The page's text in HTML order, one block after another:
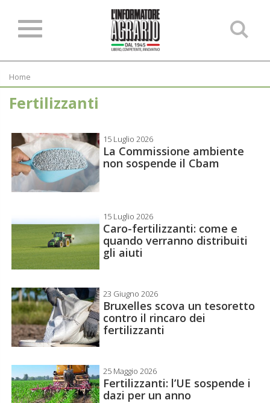
Home
Fertilizzanti
15 Luglio 2026
La Commissione ambiente
non sospende il Cbam
15 Luglio 2026
Caro-fertilizzanti: come e
quando verranno distribuiti
gli aiuti
23 Giugno 2026
Bruxelles scova un tesoretto
contro il rincaro dei
fertilizzanti
25 Maggio 2026
Fertilizzanti: l’UE sospende i
dazi per un anno